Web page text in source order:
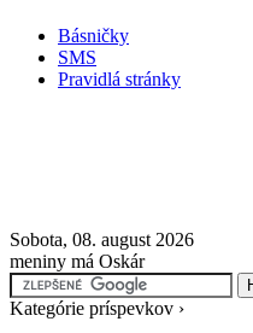
Básničky
SMS
Pravidlá stránky
Sobota, 08. august 2026
meniny má Oskár
Kategórie príspevkov ›